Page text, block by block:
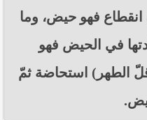
انقطاع فهو حيض، وما
في الحيض فهو
الطهر) استحاضة ثمّ